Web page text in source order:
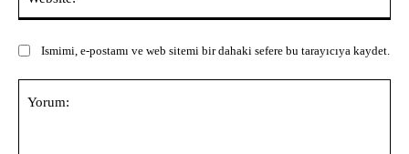
Ismimi, e-postamı ve web sitemi bir dahaki sefere bu tarayıcıya kaydet.